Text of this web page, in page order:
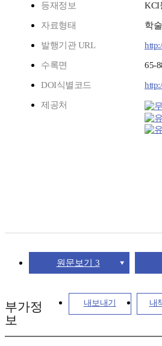
등재정보 KCI
자료형태 학
발행기관 URL
수록면 65-
DOI식별코드
제공처
원문보기 3
내보내기 내
부가정
보